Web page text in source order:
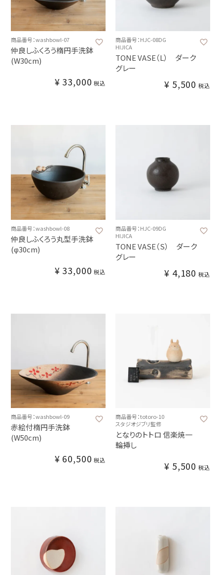
商品番号：washbowl-07
仲良しふくろう楕円手洗鉢
(W30cm)
¥ 33,000 税込
商品番号：HJC-08DG
HIJICA
TONE VASE（L） ダーク
グレー
¥ 5,500 税込
商品番号：washbowl-08
仲良しふくろう丸型手洗鉢
(φ30cm)
¥ 33,000 税込
商品番号：HJC-09DG
HIJICA
TONE VASE（S） ダーク
グレー
¥ 4,180 税込
商品番号：washbowl-09
赤絵付楕円手洗鉢
(W50cm)
¥ 60,500 税込
商品番号：totoro-10
スタジオジブリ監修
となりのトトロ 信楽焼一
輪挿し
¥ 5,500 税込